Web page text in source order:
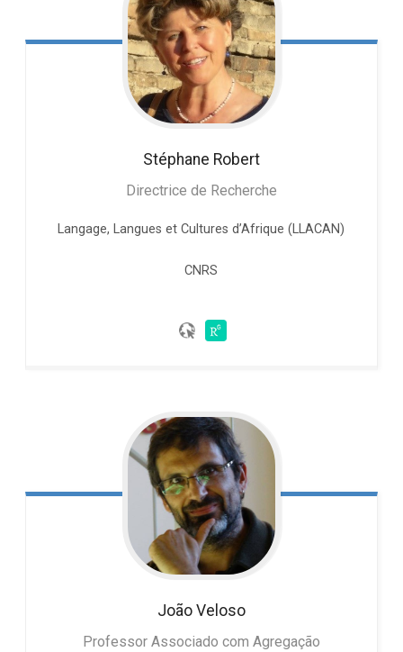
Stéphane Robert
Directrice de Recherche
Langage, Langues et Cultures d’Afrique (LLACAN)
CNRS
João Veloso
Professor Associado com Agregação